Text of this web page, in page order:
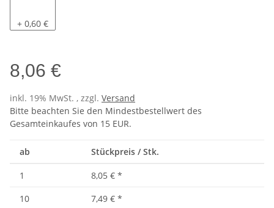
Pacific
+ 0,60 €
8,06 €
inkl. 19% MwSt. , zzgl. Versand
Bitte beachten Sie den Mindestbestellwert des
Gesamteinkaufes von 15 EUR.
ab Stückpreis / Stk.
1 8,05 € *
10
7,49 € *